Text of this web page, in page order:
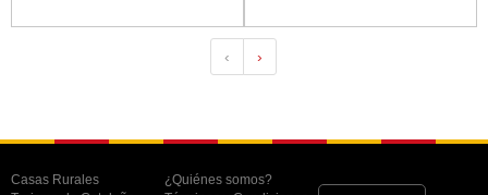
‹ ›
Casas Rurales
¿Quiénes somos?